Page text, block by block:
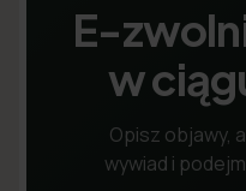
E-
w
Opisz objawy,
wywiad i